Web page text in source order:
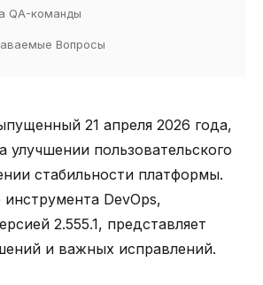
QA-команды
Вопросы
21 апреля 2026 года,
улучшении пользовательского
стабильности платформы.
DevOps,
2.555.1, представляет
и важных исправлений.